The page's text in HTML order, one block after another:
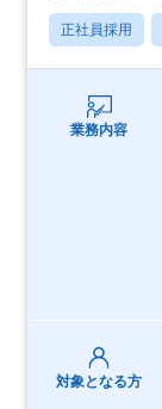
正社員採用
業務内容
対象となる方